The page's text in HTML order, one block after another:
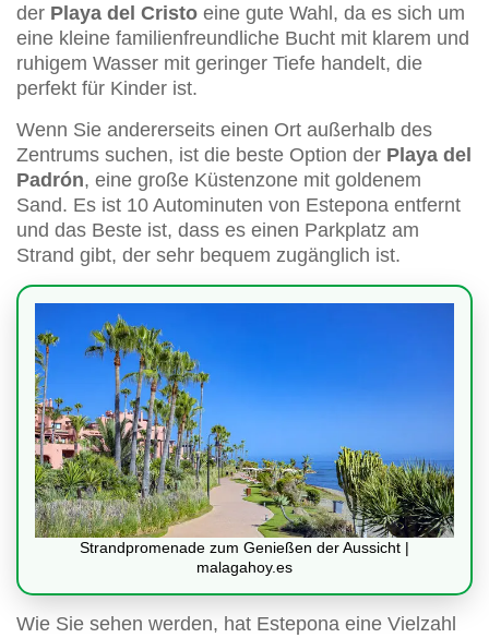
der Playa del Cristo eine gute Wahl, da es sich um
eine kleine familienfreundliche Bucht mit klarem und
ruhigem Wasser mit geringer Tiefe handelt, die
perfekt für Kinder ist.
Wenn Sie andererseits einen Ort außerhalb des
Zentrums suchen, ist die beste Option der Playa del
Padrón, eine große Küstenzone mit goldenem
Sand. Es ist 10 Autominuten von Estepona entfernt
und das Beste ist, dass es einen Parkplatz am
Strand gibt, der sehr bequem zugänglich ist.
Strandpromenade zum Genießen der Aussicht |
malagahoy.es
Wie Sie sehen werden, hat Estepona eine Vielzahl